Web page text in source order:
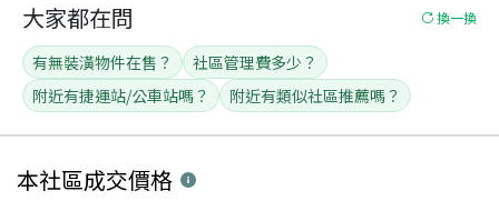
大家都在問 換一換
有無裝潢物件在售？
社區管理費多少？
附近有捷運站/公車站嗎？
附近有類似社區推薦嗎？
本社區成交價格